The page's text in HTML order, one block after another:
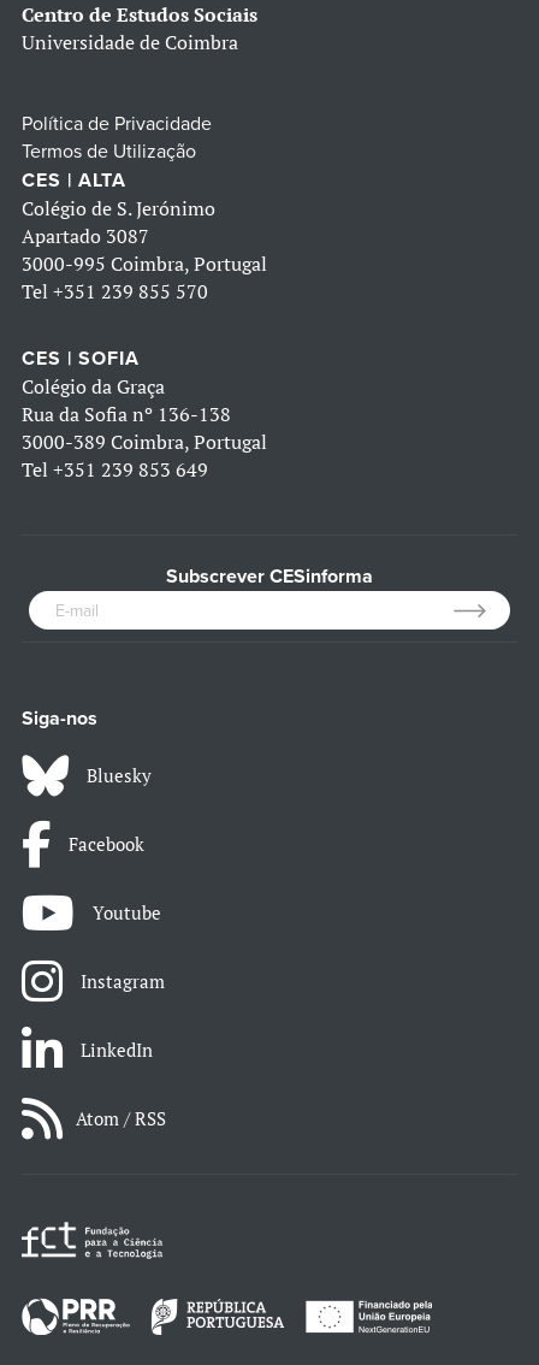
Centro de Estudos Sociais
Universidade de Coimbra
Política de Privacidade
Termos de Utilização
CES | ALTA
Colégio de S. Jerónimo
Apartado 3087
3000-995 Coimbra, Portugal
Tel +351 239 855 570
CES | SOFIA
Colégio da Graça
Rua da Sofia nº 136-138
3000-389 Coimbra, Portugal
Tel +351 239 853 649
Subscrever CESinforma
Siga-nos
Bluesky
Facebook
Youtube
Instagram
LinkedIn
Atom / RSS